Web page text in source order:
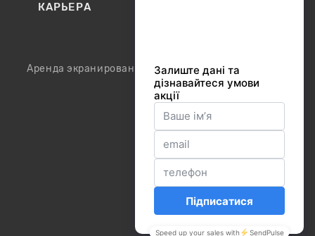
КАРЬЕРА
Аренда экранированного шкафа / модуля